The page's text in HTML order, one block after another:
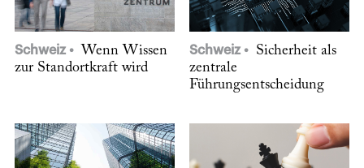
Schweiz
Wenn Wissen
zur Standortkraft wird
Schweiz
Sicherheit als
zentrale
Führungsentscheidung